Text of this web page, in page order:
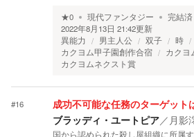
★0 現代ファンタジー 完結済
2022年8月13日 21:42更新
異能力
男主人公 双子
時
カクヨム甲子園創作合宿
カクヨ
カクヨムネクスト賞
#16 成功不可能な任務のターゲッ
ブラッディ・ユートピア／ 月影
国から認められた殺し屋組織に所属